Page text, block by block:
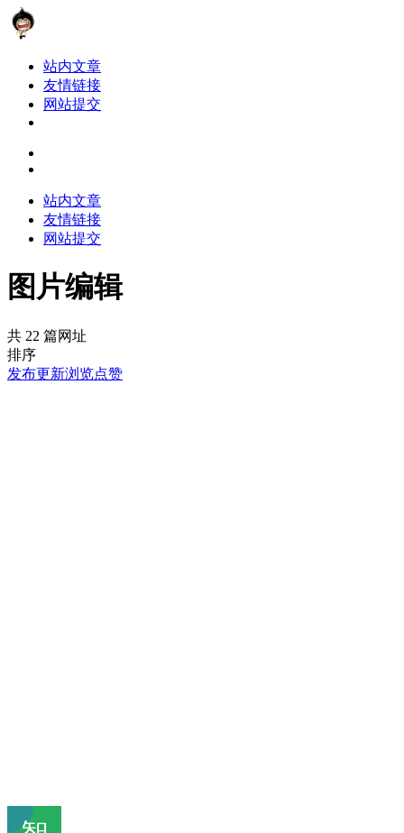
站内文章
友情链接
网站提交
站内文章
友情链接
网站提交
图片编辑
共 22 篇网址
排序
发布更新浏览点赞